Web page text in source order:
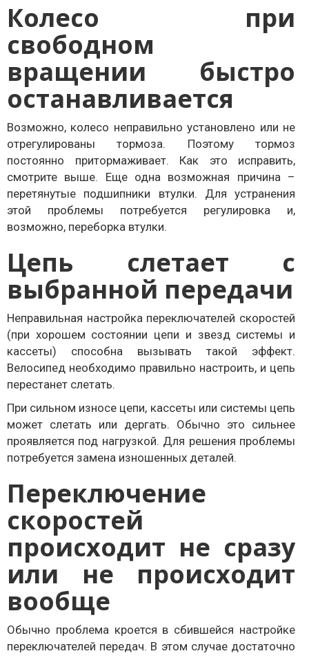
Колесо при
свободном
вращении быстро
останавливается
Возможно, колесо неправильно установлено или не
отрегулированы тормоза. Поэтому тормоз
постоянно притормаживает. Как это исправить,
смотрите выше. Еще одна возможная причина –
перетянутые подшипники втулки. Для устранения
этой проблемы потребуется регулировка и,
возможно, переборка втулки.
Цепь слетает с
выбранной передачи
Неправильная настройка переключателей скоростей
(при хорошем состоянии цепи и звезд системы и
кассеты) способна вызывать такой эффект.
Велосипед необходимо правильно настроить, и цепь
перестанет слетать.
При сильном износе цепи, кассеты или системы цепь
может слетать или дергать. Обычно это сильнее
проявляется под нагрузкой. Для решения проблемы
потребуется замена изношенных деталей.
Переключение
скоростей
происходит не сразу
или не происходит
вообще
Обычно проблема кроется в сбившейся настройке
переключателей передач. В этом случае достаточно